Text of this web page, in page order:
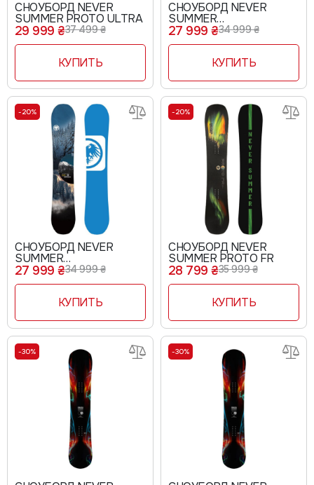
СНОУБОРД NEVER
SUMMER PROTO ULTRA
29 999 ₴37 499 ₴
КУПИТЬ
СНОУБОРД NEVER
SUMMER
SNOWTROOPER
27 999 ₴34 999 ₴
КУПИТЬ
-20%
СНОУБОРД NEVER
SUMMER
SNOWTROOPER X
27 999 ₴34 999 ₴
КУПИТЬ
-20%
СНОУБОРД NEVER
SUMMER PROTO FR
28 799 ₴35 999 ₴
КУПИТЬ
-30% -30%